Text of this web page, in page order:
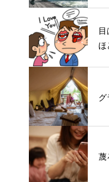
ほ
グ
蔑